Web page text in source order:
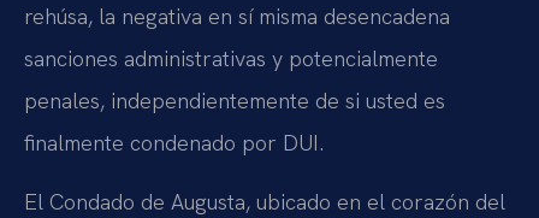
rehúsa, la negativa en sí misma desencadena
sanciones administrativas y potencialmente
penales, independientemente de si usted es
finalmente condenado por DUI.
El Condado de Augusta, ubicado en el corazón del